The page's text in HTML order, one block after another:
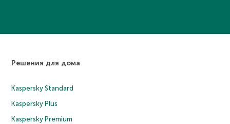
Решения для дома
Kaspersky Standard
Kaspersky Plus
Kaspersky Premium